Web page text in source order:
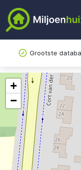
Grootste
+
−